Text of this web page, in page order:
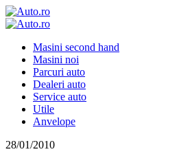
Masini second hand
Masini noi
Parcuri auto
Dealeri auto
Service auto
Utile
Anvelope
28/01/2010